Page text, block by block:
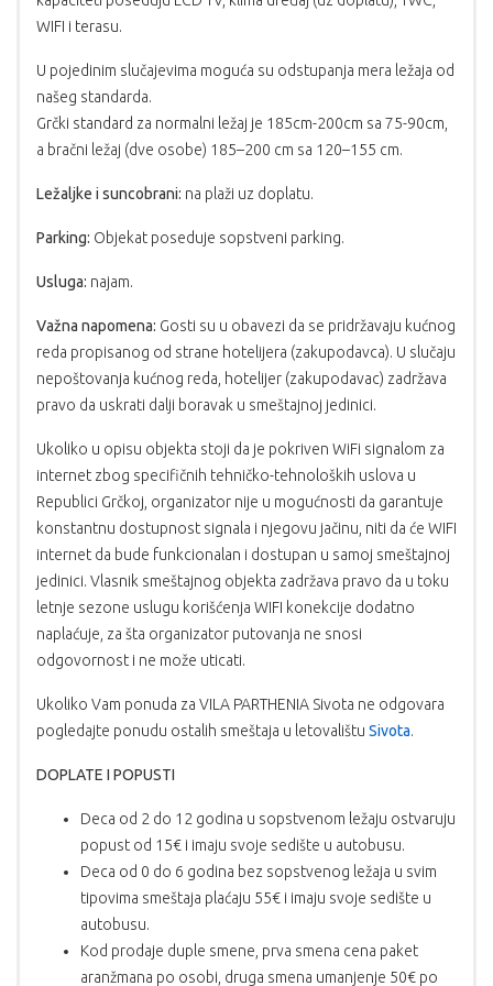
WIFI i terasu.
U pojedinim slučajevima moguća su odstupanja mera ležaja od
našeg standarda.
Grčki standard za normalni ležaj je 185cm-200cm sa 75-90cm,
a bračni ležaj (dve osobe) 185–200 cm sa 120–155 cm.
Ležaljke i suncobrani: na plaži uz doplatu.
Parking: Objekat poseduje sopstveni parking.
Usluga: najam.
Važna napomena: Gosti su u obavezi da se pridržavaju kućnog
reda propisanog od strane hotelijera (zakupodavca). U slučaju
nepoštovanja kućnog reda, hotelijer (zakupodavac) zadržava
pravo da uskrati dalji boravak u smeštajnoj jedinici.
Ukoliko u opisu objekta stoji da je pokriven WiFi signalom za
internet zbog specifičnih tehničko-tehnoloških uslova u
Republici Grčkoj, organizator nije u mogućnosti da garantuje
konstantnu dostupnost signala i njegovu jačinu, niti da će WIFI
internet da bude funkcionalan i dostupan u samoj smeštajnoj
jedinici. Vlasnik smeštajnog objekta zadržava pravo da u toku
letnje sezone uslugu korišćenja WIFI konekcije dodatno
naplaćuje, za šta organizator putovanja ne snosi
odgovornost i ne može uticati.
Ukoliko Vam ponuda za VILA PARTHENIA Sivota ne odgovara
pogledajte ponudu ostalih smeštaja u letovalištu Sivota.
DOPLATE I POPUSTI
Deca od 2 do 12 godina u sopstvenom ležaju ostvaruju
popust od 15€ i imaju svoje sedište u autobusu.
Deca od 0 do 6 godina bez sopstvenog ležaja u svim
tipovima smeštaja plaćaju 55€ i imaju svoje sedište u
autobusu.
Kod prodaje duple smene, prva smena cena paket
aranžmana po osobi, druga smena umanjenje 50€ po